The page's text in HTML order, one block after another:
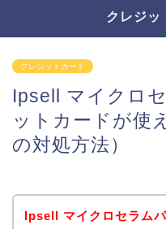
クレジッ
クレジットカード
Ipsell マイクロ
ットカードが使
の対処方法）
Ipsell マイクロセラム